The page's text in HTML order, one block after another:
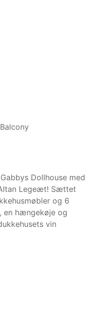
Dollhouse med
Legeæt! Sættet
og 6
en hængekøje og
vin